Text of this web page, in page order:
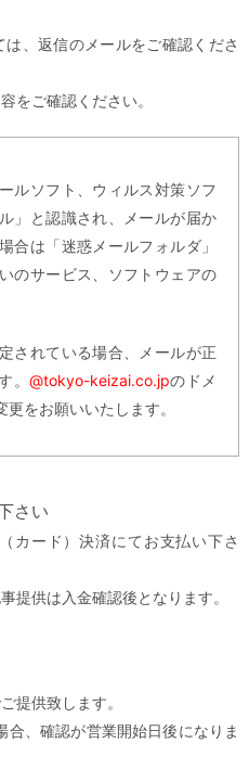
、返信のメールをご確認くださ
をご確認ください。
ルソフト、ウィルス対策ソフ
」と認識され、メールが届か
合は「迷惑メールフォルダ」
のサービス、ソフトウェアの
されている場合、メールが正
。@tokyo-keizai.co.jpのドメ
をお願いいたします。
さい
カード）決済にてお支払い下さ
提供は入金確認後となります。
提供致します。
、確認が営業開始日後になりま